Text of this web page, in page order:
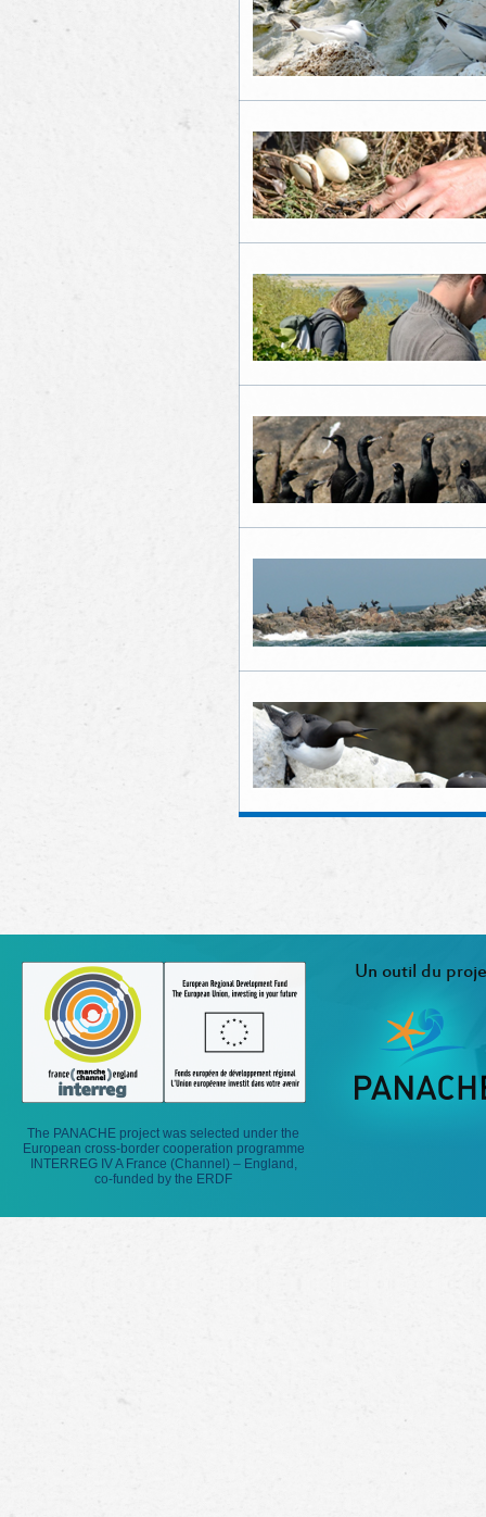
The PANACHE project was selected under the
European cross-border cooperation programme
INTERREG IV A France (Channel) – England,
co-funded by the ERDF
Un outil du